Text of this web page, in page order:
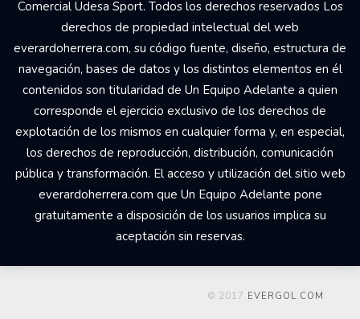
Comercial Udesa Sport. Todos los derechos reservados Los
derechos de propiedad intelectual del web
everardoherrera.com, su código fuente, diseño, estructura de
navegación, bases de datos y los distintos elementos en él
contenidos son titularidad de Un Equipo Adelante a quien
corresponde el ejercicio exclusivo de los derechos de
explotación de los mismos en cualquier forma y, en especial,
los derechos de reproducción, distribución, comunicación
pública y transformación. El acceso y utilización del sitio web
everardoherrera.com que Un Equipo Adelante pone
gratuitamente a disposición de los usuarios implica su
aceptación sin reservas.
© 2017 EVERGOL.COM